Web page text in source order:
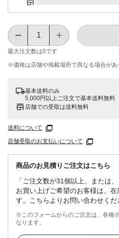
最大注文数は0です
※価格は​店舗や​掲載場所で​異なる​場合が​あ
基本送料のみ
5,000円以上ご注文で基本送料無料
店舗での受取は送料無料
送料について
店舗受取のお支払いについて
商品のお見積りご注文はこちら
「ご注文数が31個以上、または
お買い上げご希望のお客様は、
す。こちらよりお問い合わせくだ
※このフォームからのご注文は、各種
なります。